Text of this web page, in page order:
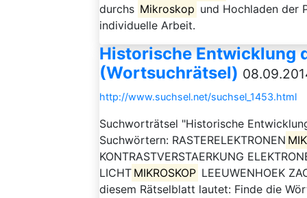
durchs Mikroskop und Hochladen der
individuelle Arbeit.
Historische Entwicklung
(Wortsuchrätsel)
http://www.suchsel.net/suchsel_1453.html
Suchworträtsel "Historische
Suchwörtern: RASTERELEKTRONEN
KONTRASTVERSTAERKUNG
LICHT MIKROSKOP LEEUWENHOEK
diesem Rätselblatt lautet: Finde die